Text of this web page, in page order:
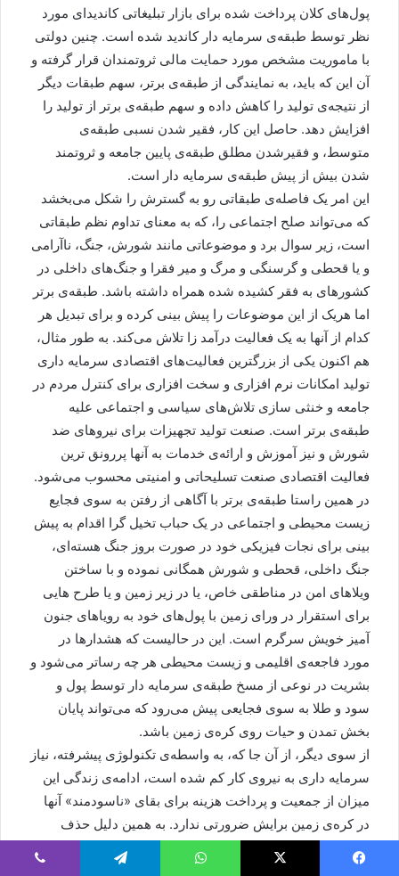
پول‌های کلان پرداخت شده برای بازار تبلیغاتی کاندیدای مورد
نظر توسط طبقه‌ی سرمایه دار کاندید شده است. چنین دولتی
با ماموریت مشخص مورد حمایت مالی ثروتمندان قرار گرفته و
آن این که باید، به نمایندگی از طبقه‌ی برتر، سهم طبقات دیگر
از نتیجه‌ی تولید را کاهش داده و سهم طبقه‌ی برتر از تولید را
افزایش دهد. حاصل این کار، فقیر شدن نسبی طبقه‌ی
متوسط، و فقیرشدن مطلق طبقه‌ی پایین جامعه و ثروتمند
شدن بیش از پیش طبقه‌ی سرمایه دار است.
این امر یک فاصله‌ی طبقاتی رو به گسترش را شکل می‌بخشد
که می‌تواند صلح اجتماعی را، که به معنای تداوم نظم طبقاتی
است، زیر سوال برد و موضوعاتی مانند شورش، جنگ، ناآرامی
و یا قحطی و گرسنگی و مرگ و میر فقرا و جنگ‌های داخلی در
کشورهای به فقر کشیده شده همراه داشته باشد. طبقه‌ی برتر
اما هریک از این موضوعات را پیش بینی کرده و برای تبدیل هر
کدام از آنها به یک فعالیت درآمد زا تلاش می‌کند. به طور مثال،
هم اکنون یکی از بزرگترین فعالیت‌های اقتصادی سرمایه داری
تولید امکانات نرم افزاری و سخت افزاری برای کنترل مردم در
جامعه و خنثی سازی تلاش‌های سیاسی و اجتماعی علیه
طبقه‌ی برتر است. صنعت تولید تجهیزات برای نیروهای ضد
شورش و نیز آموزش و ارائه‌ی خدمات به آنها پررونق ترین
فعالیت اقتصادی صنعت تسلیحاتی و امنیتی محسوب می‌شود.
در همین راستا طبقه‌ی برتر با آگاهی از رفتن به سوی فجایع
زیست محیطی و اجتماعی در یک حباب تخیل گرا اقدام به پیش
بینی برای نجات فیزیکی خود در صورت بروز جنگ هسته‌ای،
جنگ داخلی، قحطی و شورش همگانی نموده و با ساختن
ویلاهای امن در مناطقی خاص، یا در زیر زمین و یا طرح هایی
برای استقرار در ورای زمین با پول‌های خود به رویاهای جنون
آمیز خویش سرگرم است. این در حالیست که هشدارها در
مورد فاجعه‌ی اقلیمی و زیست محیطی هر چه رساتر می‌شود و
بشریت در نوعی از مسخ طبقه‌ی سرمایه دار توسط پول و
سود و طلا به سوی فجایعی پیش می‌رود که می‌تواند پایان
بخش تمدن و حیات روی کره‌ی زمین باشد.
از سوی دیگر، از آن جا که، به واسطه‌ی تکنولوژی پیشرفته، نیاز
سرمایه داری به نیروی کار کم شده است، ادامه‌ی زندگی این
میزان از جمعیت و پرداخت هزینه برای بقای «ناسودمند» آنها
در کره‌ی زمین برایش ضرورتی ندارد. به همین دلیل حذف
طریق جنگ یا گرسنگی یا بحران‌های اقلیمی و زیست محیطی،